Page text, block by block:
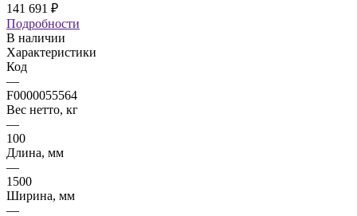
141 691 ₽
Подробности
В наличии
Характеристики
Код
—
F0000055564
Вес нетто, кг
—
100
Длина, мм
—
1500
Ширина, мм
—